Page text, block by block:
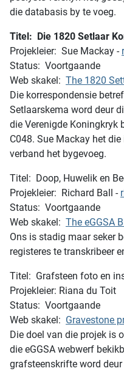
die databasis by te voeg.
Titel: Die 1820 Setlaar
Projekleier: Sue Mackay -
Status: Voortgaande
Web skakel: The 1820
Die korrespondensie
Setlaarskema word deur
die Verenigde Koningkryk
C048. Sue Mackay het
verband het bygevoeg.
Titel: Doop, Huwelik en
Projekleier: Richard Ball -
Status: Voortgaande
Web skakel: The eGGSA
Ons is stadig maar seker
registeres te transkribeer
Titel: Grafsteen foto en
Projekleier: Riana du Toit
Status: Voortgaande
Web skakel: Gravestone
Die doel van die projek is
die eGGSA webwerf
grafsteenskrifte word